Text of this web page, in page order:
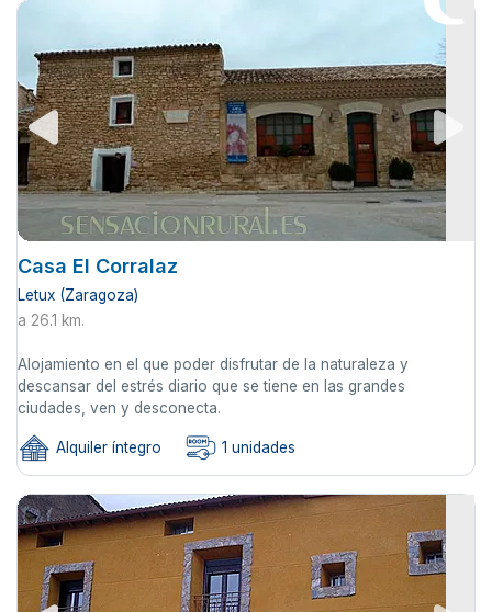
Casa El Corralaz
Letux (Zaragoza)
a 26.1 km.
Alojamiento en el que poder disfrutar de la naturaleza y
descansar del estrés diario que se tiene en las grandes
ciudades, ven y desconecta.
Alquiler íntegro 1 unidades